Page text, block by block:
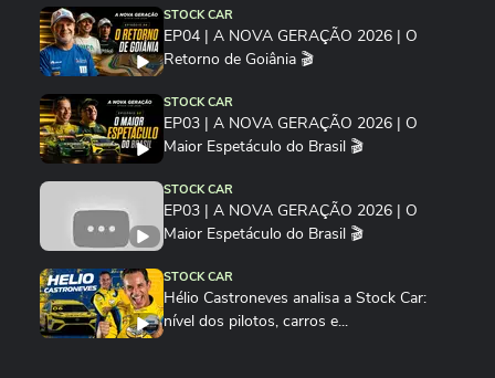
STOCK CAR
EP04 | A NOVA GERAÇÃO 2026 | O
Retorno de Goiânia 🎬
STOCK CAR
EP03 | A NOVA GERAÇÃO 2026 | O
Maior Espetáculo do Brasil 🎬
STOCK CAR
EP03 | A NOVA GERAÇÃO 2026 | O
Maior Espetáculo do Brasil 🎬
STOCK CAR
Hélio Castroneves analisa a Stock Car:
nível dos pilotos, carros e...